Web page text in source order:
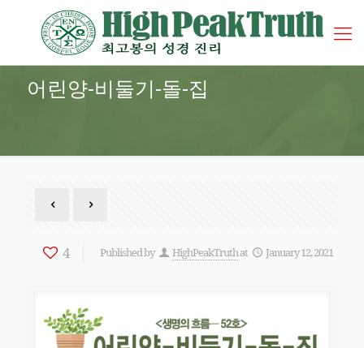
어린양-비둘기-돌-집
4 Published by HighPeakTruthat January 12, 2021